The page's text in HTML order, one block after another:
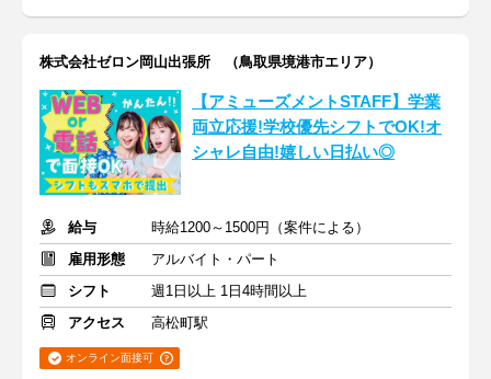
株式会社ゼロン岡山出張所 （鳥取県境港市エリア）
【アミューズメントSTAFF】学業
両立応援!学校優先シフトでOK!オ
シャレ自由!嬉しい日払い◎
給与
時給1200～1500円（案件による）
雇用形態
アルバイト・パート
シフト
週1日以上 1日4時間以上
アクセス
高松町駅
オンライン面接可